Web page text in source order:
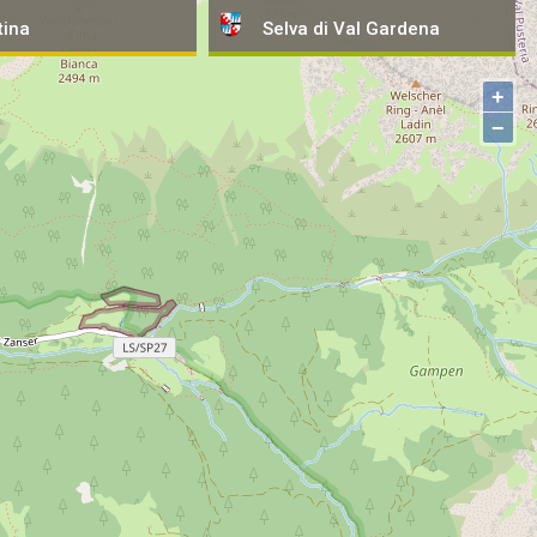
Selva di Val Gardena
Selva di Val Gardena
+
−